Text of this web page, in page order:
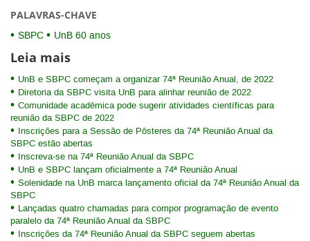
PALAVRAS-CHAVE
SBPC UnB 60 anos
Leia mais
UnB e SBPC começam a organizar 74ª Reunião Anual, de 2022
Diretoria da SBPC visita UnB para alinhar reunião de 2022
Comunidade acadêmica pode sugerir atividades científicas para
reunião da SBPC de 2022
Inscrições para a Sessão de Pôsteres da 74ª Reunião Anual da
SBPC estão abertas
Inscreva-se na 74ª Reunião Anual da SBPC
UnB e SBPC lançam oficialmente a 74ª Reunião Anual
Solenidade na UnB marca lançamento oficial da 74ª Reunião Anual da
SBPC
Lançadas quatro chamadas para compor programação de evento
paralelo da 74ª Reunião Anual da SBPC
Inscrições da 74ª Reunião Anual da SBPC seguem abertas